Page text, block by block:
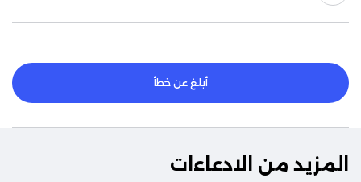
أبلغ عن خطأ
المزيد من الادعاءات